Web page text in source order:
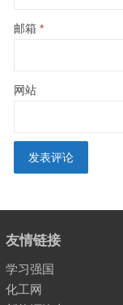
邮箱 *
网站
友情链接
学习强国
化工网